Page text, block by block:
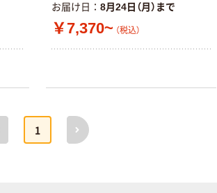
お届け日 8月24日（月）まで
￥7,370~ （税込）
1
次へ